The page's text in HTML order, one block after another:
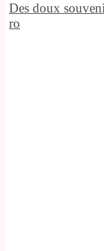
Des doux
ro